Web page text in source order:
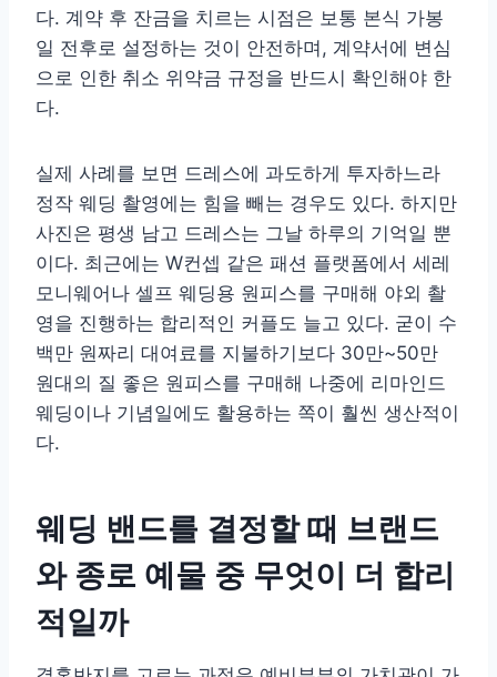
다. 계약 후 잔금을 치르는 시점은 보통 본식 가봉
일 전후로 설정하는 것이 안전하며, 계약서에 변심
으로 인한 취소 위약금 규정을 반드시 확인해야 한
다.
실제 사례를 보면 드레스에 과도하게 투자하느라
정작 웨딩 촬영에는 힘을 빼는 경우도 있다. 하지만
사진은 평생 남고 드레스는 그날 하루의 기억일 뿐
이다. 최근에는 W컨셉 같은 패션 플랫폼에서 세레
모니웨어나 셀프 웨딩용 원피스를 구매해 야외 촬
영을 진행하는 합리적인 커플도 늘고 있다. 굳이 수
백만 원짜리 대여료를 지불하기보다 30만~50만
원대의 질 좋은 원피스를 구매해 나중에 리마인드
웨딩이나 기념일에도 활용하는 쪽이 훨씬 생산적이
다.
웨딩 밴드를 결정할 때 브랜드
와 종로 예물 중 무엇이 더 합리
적일까